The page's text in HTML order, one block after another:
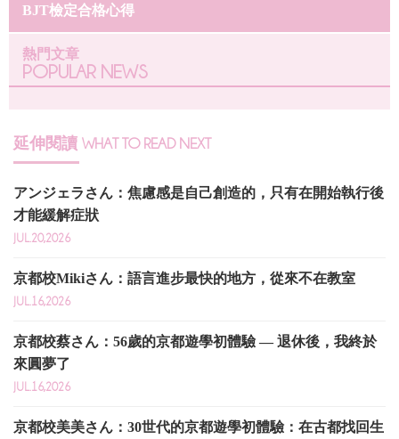
BJT檢定合格心得
熱門文章
POPULAR NEWS
延伸閱讀 WHAT TO READ NEXT
アンジェラさん：焦慮感是自己創造的，只有在開始執行後
才能緩解症狀
JUL.20,2026
京都校Mikiさん：語言進步最快的地方，從來不在教室
JUL.16,2026
京都校蔡さん：56歲的京都遊學初體驗 — 退休後，我終於
來圓夢了
JUL.16,2026
京都校美美さん：30世代的京都遊學初體驗：在古都找回生